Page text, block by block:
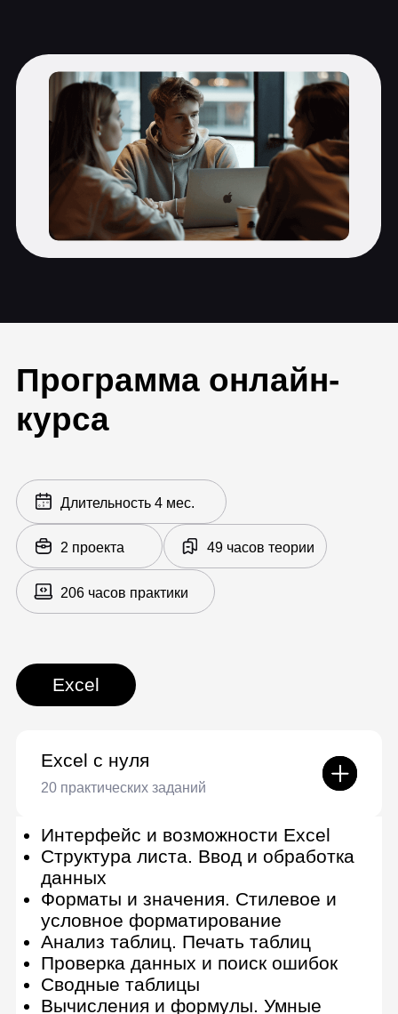
массивы
Базовые диаграммы и спарклайны
Сложные диаграммы.
Динамические диаграммы
Оптимизация и прогнозирование
Связывание книг. Импорт и
обработка данных из внешних
источников
Импорт и обработка данных с
помощью инструментов Power
Макросы, макрорекордер и
Excel. Свойства и методы
Работа с объектами и функциями
Алгоритмизация: циклы, массивы и
Google Таблицы
Google Таблицы с нуля